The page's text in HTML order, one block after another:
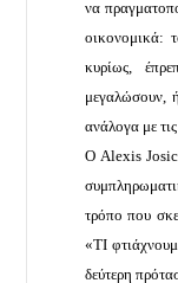
να
οικονομικά:
κυρίως,
μεγαλώσουν,
ανάλογα με
Ο Alexis Josic
τρόπο που
«ΤΙ
δεύτερη